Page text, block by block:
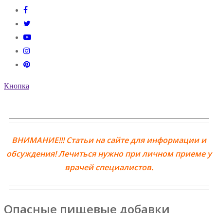
Кнопка
ВНИМАНИЕ!!! Статьи на сайте для информации и
обсуждения! Лечиться нужно при личном приеме у
врачей специалистов.
Опасные пищевые добавки